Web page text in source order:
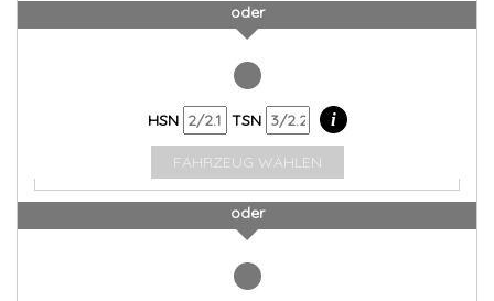
oder
HSN TSN i
FAHRZEUG WÄHLEN
oder